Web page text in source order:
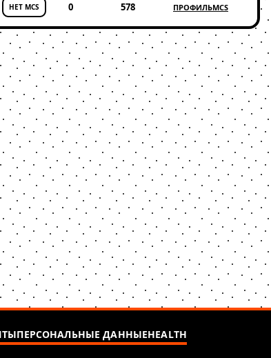
НЕТ MCS 0 578 ПРОФИЛЬMCS
ПЕРСОНАЛЬНЫЕ ДАННЫЕHEALTH